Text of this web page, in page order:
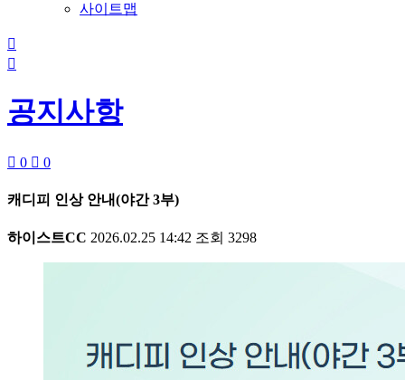
사이트맵


공지사항
 0  0
캐디피 인상 안내(야간 3부)
하이스트CC 2026.02.25 14:42 조회 3298